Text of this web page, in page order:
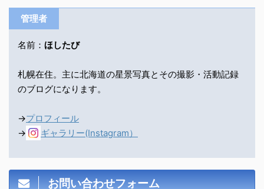
管理者
名前： ほしたび
札幌在住。主に北海道の星景写真とその撮影・活動記録
のブログになります。
→プロフィール
→
ギャラリー(Instagram）
お問い合わせフォーム